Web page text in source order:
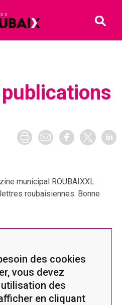
municipal ROUBAIXXL
roubaisiennes. Bonne
des cookies
vous devez
des
en cliquant